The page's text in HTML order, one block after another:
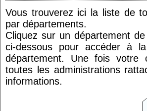
Vous trouverez ici la liste de
par départements.
Cliquez sur un département
ci-dessous pour accéder à
département. Une fois votre
toutes les administrations
informations.